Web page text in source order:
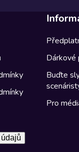
Dárkové
Buďte
Pro